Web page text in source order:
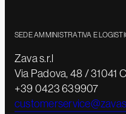
SEDE AMMINISTRATIVA E
Zava s.r.l
Via Padova, 48 / 31041
+39 0423 639907